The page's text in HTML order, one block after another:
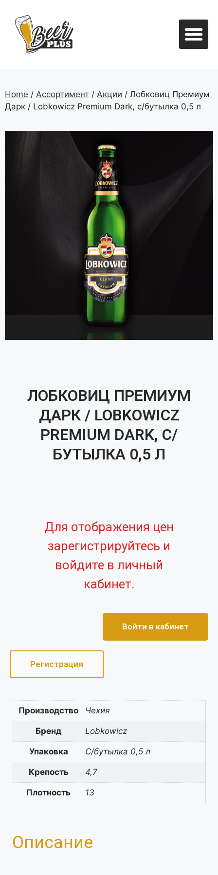
Home / Ассортимент / Акции / Лобковиц Премиум
Дарк / Lobkowicz Premium Dark, с/бутылка 0,5 л
ЛОБКОВИЦ ПРЕМИУМ
ДАРК / LOBKOWICZ
PREMIUM DARK, С/
БУТЫЛКА 0,5 Л
Для отображения цен
зарегистрируйтесь и
войдите в личный
кабинет.
Войти в кабинет
Регистрация
Производство Чехия
Бренд Lobkowicz
Упаковка С/бутылка 0,5 л
Крепость 4,7
Плотность 13
Описание